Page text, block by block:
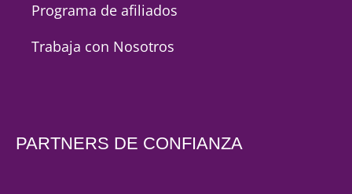
Programa de afiliados
Trabaja con Nosotros
PARTNERS DE CONFIANZA